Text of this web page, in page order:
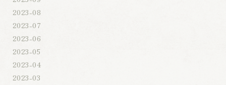
2023-08
2023-07
2023-06
2023-05
2023-04
2023-03